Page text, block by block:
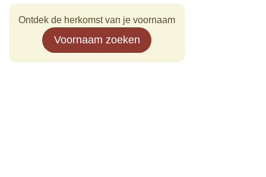
Ontdek de herkomst van je voornaam
Voornaam zoeken